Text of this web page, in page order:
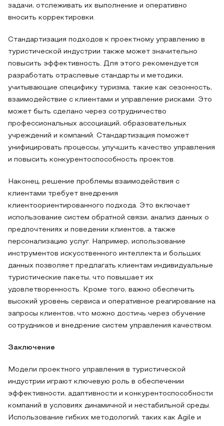
задачи, отслеживать их выполнение и оперативно
вносить корректировки.
Стандартизация подходов к проектному управлению в
туристической индустрии также может значительно
повысить эффективность. Для этого рекомендуется
разработать отраслевые стандарты и методики,
учитывающие специфику туризма, такие как сезонность,
взаимодействие с клиентами и управление рисками. Это
может быть сделано через сотрудничество
профессиональных ассоциаций, образовательных
учреждений и компаний. Стандартизация поможет
унифицировать процессы, улучшить качество управления
и повысить конкурентоспособность проектов.
Наконец, решение проблемы взаимодействия с
клиентами требует внедрения
клиентоориентированного подхода. Это включает
использование систем обратной связи, анализ данных о
предпочтениях и поведении клиентов, а также
персонализацию услуг. Например, использование
инструментов искусственного интеллекта и больших
данных позволяет предлагать клиентам индивидуальные
туристические пакеты, что повышает их
удовлетворенность. Кроме того, важно обеспечить
высокий уровень сервиса и оперативное реагирование на
запросы клиентов, что можно достичь через обучение
сотрудников и внедрение систем управления качеством.
Заключение
Модели проектного управления в туристической
индустрии играют ключевую роль в обеспечении
эффективности, адаптивности и конкурентоспособности
компаний в условиях динамичной и нестабильной среды.
Использование гибких методологий, таких как Agile и